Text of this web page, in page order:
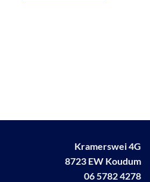
Kramerswei 4G
8723 EW Koudum
06 5782 4278